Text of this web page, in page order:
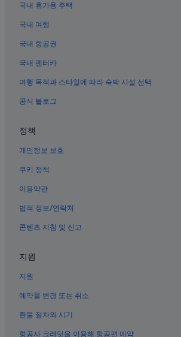
국내 휴가용 주택
국내 여행
국내 항공권
국내 렌터카
여행 목적과 스타일에 따라 숙박 시설 선택
공식 블로그
정책
개인정보 보호
쿠키 정책
이용약관
법적 정보/연락처
콘텐츠 지침 및 신고
지원
지원
예약을 변경 또는 취소
환불 절차와 시기
항공사 크레딧을 이용해 항공편 예약